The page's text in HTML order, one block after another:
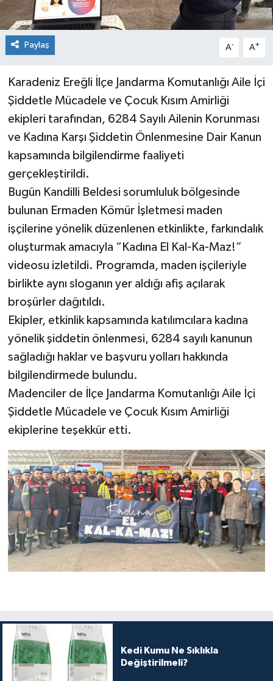
Paylaş A- A+
Karadeniz Ereğli İlçe Jandarma Komutanlığı Aile İçi
Şiddetle Mücadele ve Çocuk Kısım Amirliği
ekipleri tarafından, 6284 Sayılı Ailenin Korunması
ve Kadına Karşı Şiddetin Önlenmesine Dair Kanun
kapsamında bilgilendirme faaliyeti
gerçekleştirildi.
Bugün Kandilli Beldesi sorumluluk bölgesinde
bulunan Ermaden Kömür İşletmesi maden
işçilerine yönelik düzenlenen etkinlikte, farkındalık
oluşturmak amacıyla “Kadına El Kal-Ka-Maz!”
videosu izletildi. Programda, maden işçileriyle
birlikte aynı sloganın yer aldığı afiş açılarak
broşürler dağıtıldı.
Ekipler, etkinlik kapsamında katılımcılara kadına
yönelik şiddetin önlenmesi, 6284 sayılı kanunun
sağladığı haklar ve başvuru yolları hakkında
bilgilendirmede bulundu.
Madenciler de İlçe Jandarma Komutanlığı Aile İçi
Şiddetle Mücadele ve Çocuk Kısım Amirliği
ekiplerine teşekkür etti.
Kedi Kumu Ne Sıklıkla
Değiştirilmeli?
Eğitim
SEKTÖR
Magazin
haber ara
Günün Haberleri
Yazarlarımız
Tüm Makaleler
Tüm Haberler
Videolu Haberler
Son Dakika
Tüm Haberler